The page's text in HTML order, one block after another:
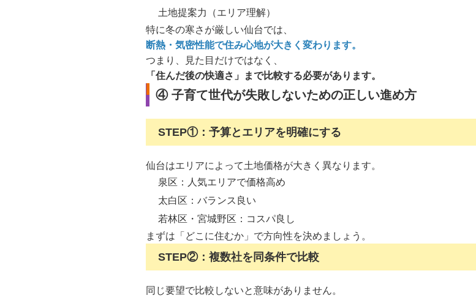
土地提案力（エリア理解）
特に冬の寒さが厳しい仙台では、
断熱・気密性能で住み心地が大きく変わります。
つまり、見た目だけではなく、
「住んだ後の快適さ」まで比較する必要があります。
④ 子育て世代が失敗しないための正しい進め方
STEP①：予算とエリアを明確にする
仙台はエリアによって土地価格が大きく異なります。
泉区：人気エリアで価格高め
太白区：バランス良い
若林区・宮城野区：コスパ良し
まずは「どこに住むか」で方向性を決めましょう。
STEP②：複数社を同条件で比較
同じ要望で比較しないと意味がありません。